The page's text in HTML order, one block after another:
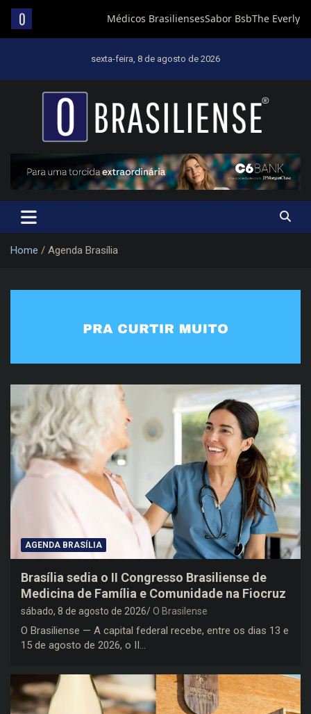
sexta-feira, 8 de agosto de 2026
Um diário de notícias que trabalha por Brasília
Home Agenda Brasília
AGENDA BRASÍLIA
Brasília sedia o II Congresso Brasiliense de
Medicina de Família e Comunidade na Fiocruz
sábado, 8 de agosto de 2026 O Brasilense
O Brasiliense — A capital federal recebe, entre os dias 13 e
15 de agosto de 2026, o II…